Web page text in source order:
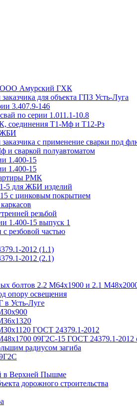
ООО Амурский ГХК
для объекта ГПЗ Усть-Луга
3.407.9-146
по серии 1.011.1-10.8
соединения Т1-Мф и Т12-Рз
ЖБИ
с применение сварки под
и сваркой полуавтоматом
1.400-15
1.400-15
РМК
5 для ЖБИ изделий
с цинковым покрытием
резьбой
1.400-15 выпуск 1
резбовой частью
2012 (1.1)
2012 (2.1)
болтов 2.2 М64х1900 и 2.1
опору освещения
в Усть-Луге
ГОСТ 24379.1-2012
09Г2С-15 ГОСТ 24379.1-2012
радиусом загиба
в Верхней Пышме
дорожного строительства